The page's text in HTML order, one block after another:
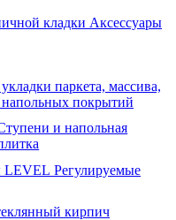
Аксессуары
паркета, массива,
покрытий
и напольная
Регулируемые
кирпич